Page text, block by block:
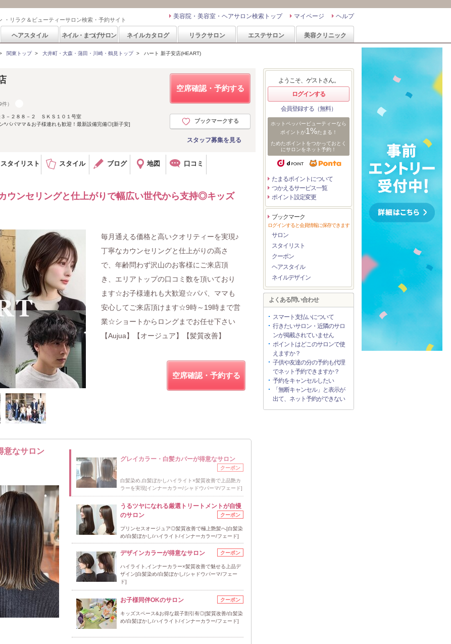
・リラク＆ビューティーサロン検索・予約サイト ヘルプ
マイページ
美容院・美容室・ヘアサロン検索トップ
ヘアスタイル ネイル・まつげサロン ネイルカタログ リラクサロン エステサロン 美容クリニック
関東トップ> 大井町・大森・蒲田・川崎・鶴見トップ> ハート 新子安店(HEART)
空席確認・予約する
ブックマークする
スタッフ募集を見る
件）
－２８８－２ ＳＫＳ１０１号室
*パパママ＆お子様連れも歓迎！最新設備完備◎[新子安]
スタイリスト スタイル ブログ 地図 口コミ
ウンセリングと仕上がりで幅広い世代から支持◎キッズ
毎月通える価格と高いクオリティーを実現♪
丁寧なカウンセリングと仕上がりの高さ
で、年齢問わず沢山のお客様にご来店頂
き、エリアトップの口コミ数を頂いており
ます☆お子様連れも大歓迎☆パパ、ママも
安心してご来店頂けます☆9時～19時まで営
業☆ショートからロングまでお任せ下さい
【Aujua】【オージュア】【髪質改善】
空席確認・予約する
意なサロン
グレイカラー・白髪カバーが得意なサロン
クーポン
白髪染め,白髪ぼかしハイライト×髪質改善で上品艶カ
ラーを実現[インナーカラー/シャドウパーマ/フェード]
うるツヤになれる厳選トリートメントが自慢
のサロン
クーポン
プリンセスオージュア◎髪質改善で極上艶髪へ[白髪染
め/白髪ぼかし/ハイライト/インナーカラー/フェード]
デザインカラーが得意なサロン クーポン
ハイライト,インナーカラー×髪質改善で魅せる上品デ
ザイン[白髪染め/白髪ぼかし/シャドウパーマ/フェー
ド]
お子様同伴OKのサロン クーポン
キッズスペース&お得な親子割引有◎[髪質改善/白髪染
め/白髪ぼかし/ハイライト/インナーカラー/フェード]
ようこそ、ゲストさん。
ログインする
会員登録する（無料）
ホットペッパービューティーなら
ポイントが1%たまる！
ためたポイントをつかっておとく
にサロンをネット予約！
たまるポイントについて
つかえるサービス一覧
ポイント設定変更
ブックマーク
ログインすると会員情報に保存できます
サロン
スタイリスト
クーポン
ヘアスタイル
ネイルデザイン
よくある問い合わせ
スマート支払いについて
行きたいサロン・近隣のサロ
ンが掲載されていません
ポイントはどこのサロンで使
えますか？
子供や友達の分の予約も代理
でネット予約できますか？
予約をキャンセルしたい
「無断キャンセル」と表示が
出て、ネット予約ができない